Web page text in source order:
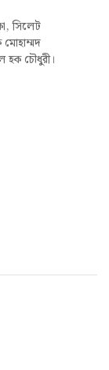
সিলেট
মোহাম্মদ
হক চৌধুরী।